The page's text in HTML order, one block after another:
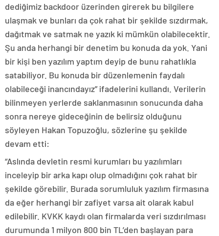
dediğimiz backdoor üzerinden girerek bu bilgilere
ulaşmak ve bunları da çok rahat bir şekilde sızdırmak,
dağıtmak ve satmak ne yazık ki mümkün olabilecektir.
Şu anda herhangi bir denetim bu konuda da yok. Yani
bir kişi ben yazılım yaptım deyip de bunu rahatlıkla
satabiliyor. Bu konuda bir düzenlemenin faydalı
olabileceği inancındayız” ifadelerini kullandı. Verilerin
bilinmeyen yerlerde saklanmasının sonucunda daha
sonra nereye gideceğinin de belirsiz olduğunu
söyleyen Hakan Topuzoğlu, sözlerine şu şekilde
devam etti:
“Aslında devletin resmi kurumları bu yazılımları
inceleyip bir arka kapı olup olmadığını çok rahat bir
şekilde görebilir. Burada sorumluluk yazılım firmasına
da eğer herhangi bir zafiyet varsa ait olarak kabul
edilebilir. KVKK kaydı olan firmalarda veri sızdırılması
durumunda 1 milyon 800 bin TL’den başlayan para